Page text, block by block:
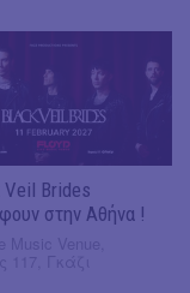
Veil Brides
στην Αθήνα !